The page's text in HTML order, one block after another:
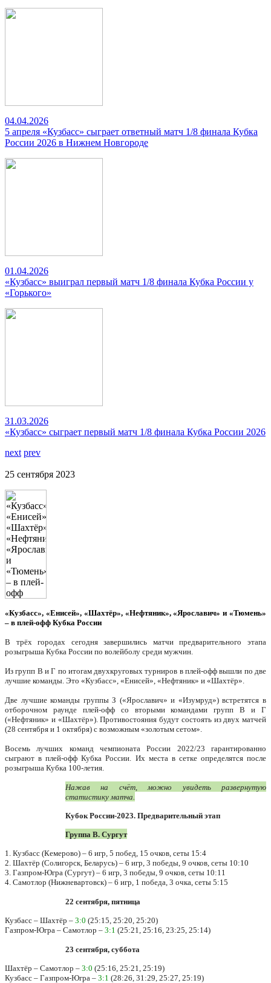
04.04.2026
5 апреля «Кузбасс» сыграет ответный матч 1/8 финала Кубка
России 2026 в Нижнем Новгороде
01.04.2026
«Кузбасс» выиграл первый матч 1/8 финала Кубка России у
«Горького»
31.03.2026
«Кузбасс» сыграет первый матч 1/8 финала Кубка России 2026
next prev
25 сентября 2023
«Кузбасс», «Енисей», «Шахтёр», «Нефтяник», «Ярославич» и «Тюмень»
– в плей-офф Кубка России
В трёх городах сегодня завершились матчи предварительного этапа
розыгрыша Кубка России по волейболу среди мужчин.
Из групп В и Г по итогам двухкруговых турниров в плей-офф вышли по две
лучшие команды. Это «Кузбасс», «Енисей», «Нефтяник» и «Шахтёр».
Две лучшие команды группы З («Ярославич» и «Изумруд») встретятся в
отборочном раунде плей-офф со вторыми командами групп В и Г
(«Нефтяник» и «Шахтёр»). Противостояния будут состоять из двух матчей
(28 сентября и 1 октября) с возможным «золотым сетом».
Восемь лучших команд чемпионата России 2022/23 гарантированно
сыграют в плей-офф Кубка России. Их места в сетке определятся после
розыгрыша Кубка 100-летия.
Нажав на счёт, можно увидеть развернутую
статистику матча.
Кубок России-2023. Предварительный этап
Группа В. Сургут
1. Кузбасс (Кемерово) – 6 игр, 5 побед, 15 очков, сеты 15:4
2. Шахтёр (Солигорск, Беларусь) – 6 игр, 3 победы, 9 очков, сеты 10:10
3. Газпром-Югра (Сургут) – 6 игр, 3 победы, 9 очков, сеты 10:11
4. Самотлор (Нижневартовск) – 6 игр, 1 победа, 3 очка, сеты 5:15
22 сентября, пятница
Кузбасс – Шахтёр – 3:0 (25:15, 25:20, 25:20)
Газпром-Югра – Самотлор – 3:1 (25:21, 25:16, 23:25, 25:14)
23 сентября, суббота
Шахтёр – Самотлор – 3:0 (25:16, 25:21, 25:19)
Кузбасс – Газпром-Югра – 3:1 (28:26, 31:29, 25:27, 25:19)